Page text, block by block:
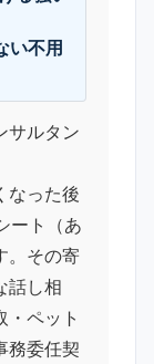
い不用
ルタン
なった後
ート（あ
。その寄
話し相
ペット
務委任契